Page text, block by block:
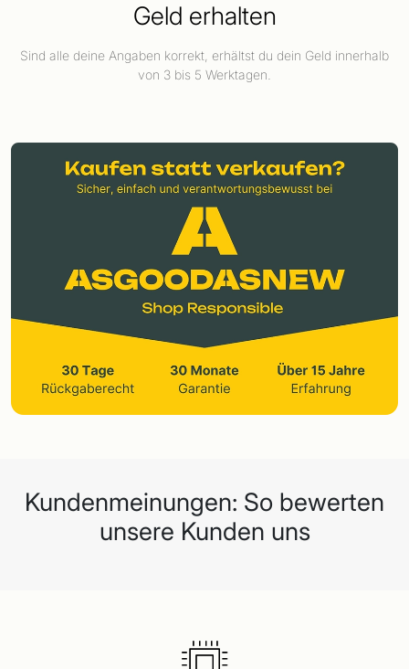
Geld erhalten
Sind alle deine Angaben korrekt, erhältst du dein Geld innerhalb
von 3 bis 5 Werktagen.
Kundenmeinungen: So bewerten
unsere Kunden uns